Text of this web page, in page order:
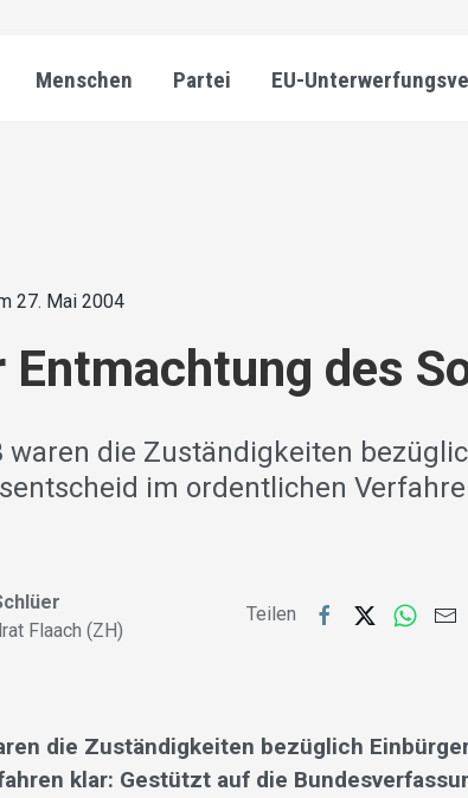
Menschen Partei EU-
27. Mai 2004
Entmachtung des
waren die Zuständigkeiten
im ordentlichen
Flaach (ZH)
Teilen
die Zuständigkeiten bezüglich
klar: Gestützt auf die